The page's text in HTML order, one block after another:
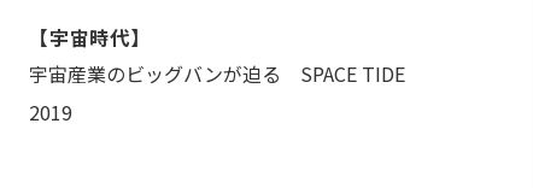
【宇宙時代】
宇宙産業のビッグバンが迫る SPACE TIDE
2019